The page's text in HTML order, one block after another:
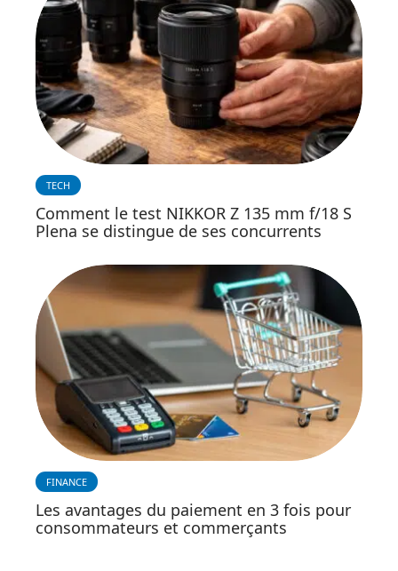
TECH
Comment le test NIKKOR Z 135 mm f/18 S
Plena se distingue de ses concurrents
FINANCE
Les avantages du paiement en 3 fois pour
consommateurs et commerçants